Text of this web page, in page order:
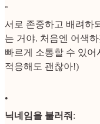
◦
서로 존중하고 배려하
는 거야. 처음엔 어색
빠르게 소통할 수 있어
적응해도 괜찮아!)
•
닉네임을 불러줘 :